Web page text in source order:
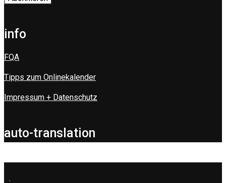
info
FQA
Tipps zum Onlinekalender
Impressum + Datenschutz
auto-translation
.